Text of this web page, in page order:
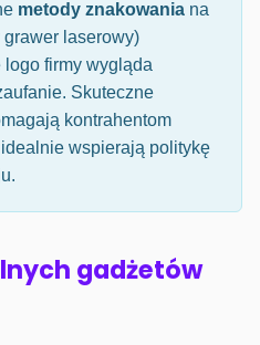
metody znakowania na
grawer laserowy)
firmy wygląda
Skuteczne
kontrahentom
wspierają politykę
gadżetów